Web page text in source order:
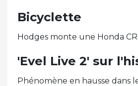
Bicyclette
Hodges monte une Honda
'Evel Live 2' sur
Phénomène en hausse dans